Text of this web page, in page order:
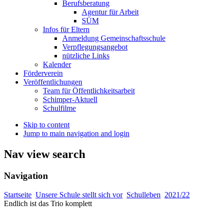
Berufsberatung
Agentur für Arbeit
SÜM
Infos für Eltern
Anmeldung Gemeinschaftsschule
Verpflegungsangebot
nützliche Links
Kalender
Förderverein
Veröffentlichungen
Team für Öffentlichkeitsarbeit
Schimper-Aktuell
Schulfilme
Skip to content
Jump to main navigation and login
Nav view search
Navigation
Startseite Unsere Schule stellt sich vor Schulleben 2021/22
Endlich ist das Trio komplett